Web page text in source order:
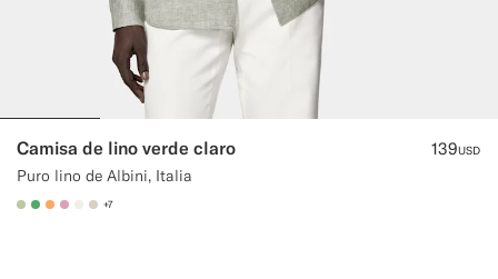
Camisa de lino verde claro
Puro lino de Albini, Italia
139USD
#BDC9A0
#50AA6A
#F9AA62
#DAA1B6
#F1EFE8
#D7D1C3
+7